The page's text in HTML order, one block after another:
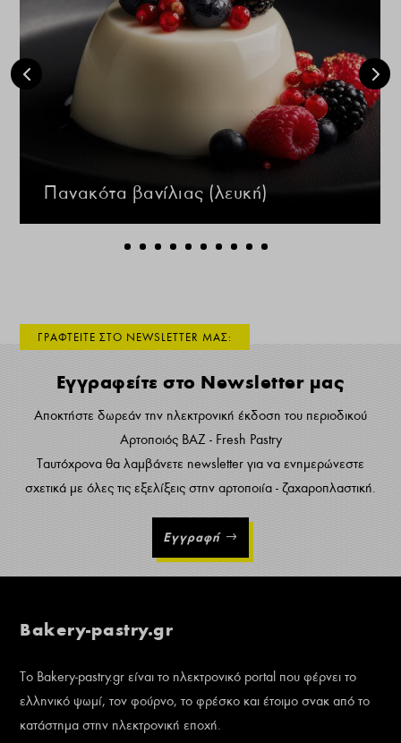
Πανακότα βανίλιας (λευκή)
ΓΡΑΦΤΕΙΤΕ ΣΤΟ NEWSLETTER ΜΑΣ:
Εγγραφείτε στο Newsletter μας
Αποκτήστε δωρεάν την ηλεκτρονική έκδοση του περιοδικού
Αρτοποιός ΒΑΖ - Fresh Pastry
Ταυτόχρονα θα λαμβάνετε newsletter για να ενημερώνεστε
σχετικά με όλες τις εξελίξεις στην αρτοποιία - ζαχαροπλαστική.
Εγγραφή
Bakery-pastry.gr
Το Bakery-pastry.gr είναι το ηλεκτρονικό portal που φέρνει το
ελληνικό ψωμί, τον φούρνο, το φρέσκο και έτοιμο σνακ από το
κατάστημα στην ηλεκτρονική εποχή.